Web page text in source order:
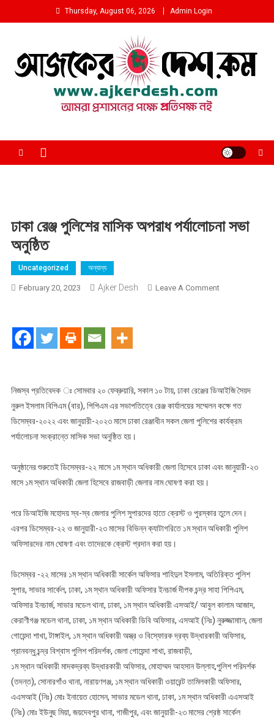
to
Thursday, August 06, 2026 Admin Login
ঢাকা রেঞ্জ পুলিশের মাসিক অপরাধ পর্যালোচনা সভা
অনুষ্ঠিত
Uncategorized অন্যান্য
February 20, 2023 Ajker Desh Leave A CommentOn
সভা
নিজস্ব প্রতিবেদক ঃ সোমবার ২০ ফেব্রুয়ারি, সকাল ১০ টায়, ঢাকা রেঞ্জের ডিআইজি সৈয়দ
নুরুল ইসলাম বিপিএম (বার), পিপিএম এর সভাপতিত্বে রেঞ্জ কার্যালয়ের সম্মেলন কক্ষে গত
ডিসেম্বর-২০২২ এবং জানুয়ারী-২০২৩ মাসে ঢাকা রেঞ্জাধীন সকল জেলা পুলিশের কার্যক্রম
পর্যালোচনা সংক্রান্তে মাসিক সভা অনুষ্ঠিত হয়।
অনুষ্ঠানের শুরুতেই ডিসেম্বর-২২ মাসে ১ম স্থান অধিকারী জেলা হিসেবে ঢাকা এবং জানুয়ারী-২৩
মাসে ১ম স্থান অধিকারী জেলা হিসেবে রাজবাড়ী জেলার নাম ঘোষণা করা হয়।
পরে ডিআইজি মহোদয় স্ব-স্ব জেলার পুলিশ সুপারদের হাতে ক্রেস্ট ও পুরস্কার তুলে দেন।
এরপর ডিসেম্বর-২২ ও জানুয়ারী-২৩ মাসের বিভিন্ন ক্যাটাগরিতে ১ম স্থান অধিকারী পুলিশ
অফিসারদের নাম ঘোষণা এবং তাদেরকে ক্রেস্ট প্রদান করা হয়।
ডিসেম্বর -২২ মাসের ১ম স্থান অধিকারী সার্কেল অফিসার শাহিদুল ইসলাম, অতিরিক্ত পুলিশ
সুপার, সাভার সার্কেল, ঢাকা, ১ম স্থান অধিকারী অফিসার ইনচার্জ দীপক চন্দ্র সাহা পিপিএম,
অফিসার ইনচার্জ, সাভার মডেল থানা, ঢাকা, ১ম স্থান অধিকারী এসআই/ আবুল কালাম আজাদ,
কেরাণীগঞ্জ মডেল থানা, ঢাকা, ১ম স্থান অধিকারী ডিবি অফিসার, এসআই (নিঃ) নুরুজ্জামাান, জেলা
গোয়েন্দা শাখা, টাঙ্গাইল, ১ম স্থান অধিকারী অস্ত্র ও বিস্ফোরক দ্রব্য উদ্ধারকারী অফিসার,
প্রানবন্ধু চন্দ্র বিশ্বাস পুলিশ পরিদর্শক, জেলা গোয়েন্দা শাখা, রাজবাড়ী,
১ম স্থান অধিকারী মাদকদ্রব্য উদ্ধারকারী অফিসার, মোহাম্মদ আহসান উল্লাহ,পুলিশ পরিদর্শক
(তদন্ত), সোনারগাঁও থানা, নারায়ণগঞ্জ, ১ম স্থান অধিকারী ওয়ারেন্ট তামিলকারী অফিসার,
এএসআই (নিঃ) মোঃ ইনায়েত হোসেন, সাভার মডেল থানা, ঢাকা, ১ম স্থান অধিকারী এএসআই
(নিঃ) মোঃ ইউনুছ মিয়া, জয়দেবপুর থানা, গাজীপুর, এবং জানুয়ারী-২৩ মাসের শ্রেষ্ঠ সার্কেল